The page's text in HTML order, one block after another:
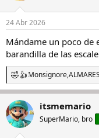
24 Abr 2026
Mándame un poco de
barandilla de las
R
e
a
c
c
i
Monsignore,ALMARES
itsmemario
SuperMario, bro